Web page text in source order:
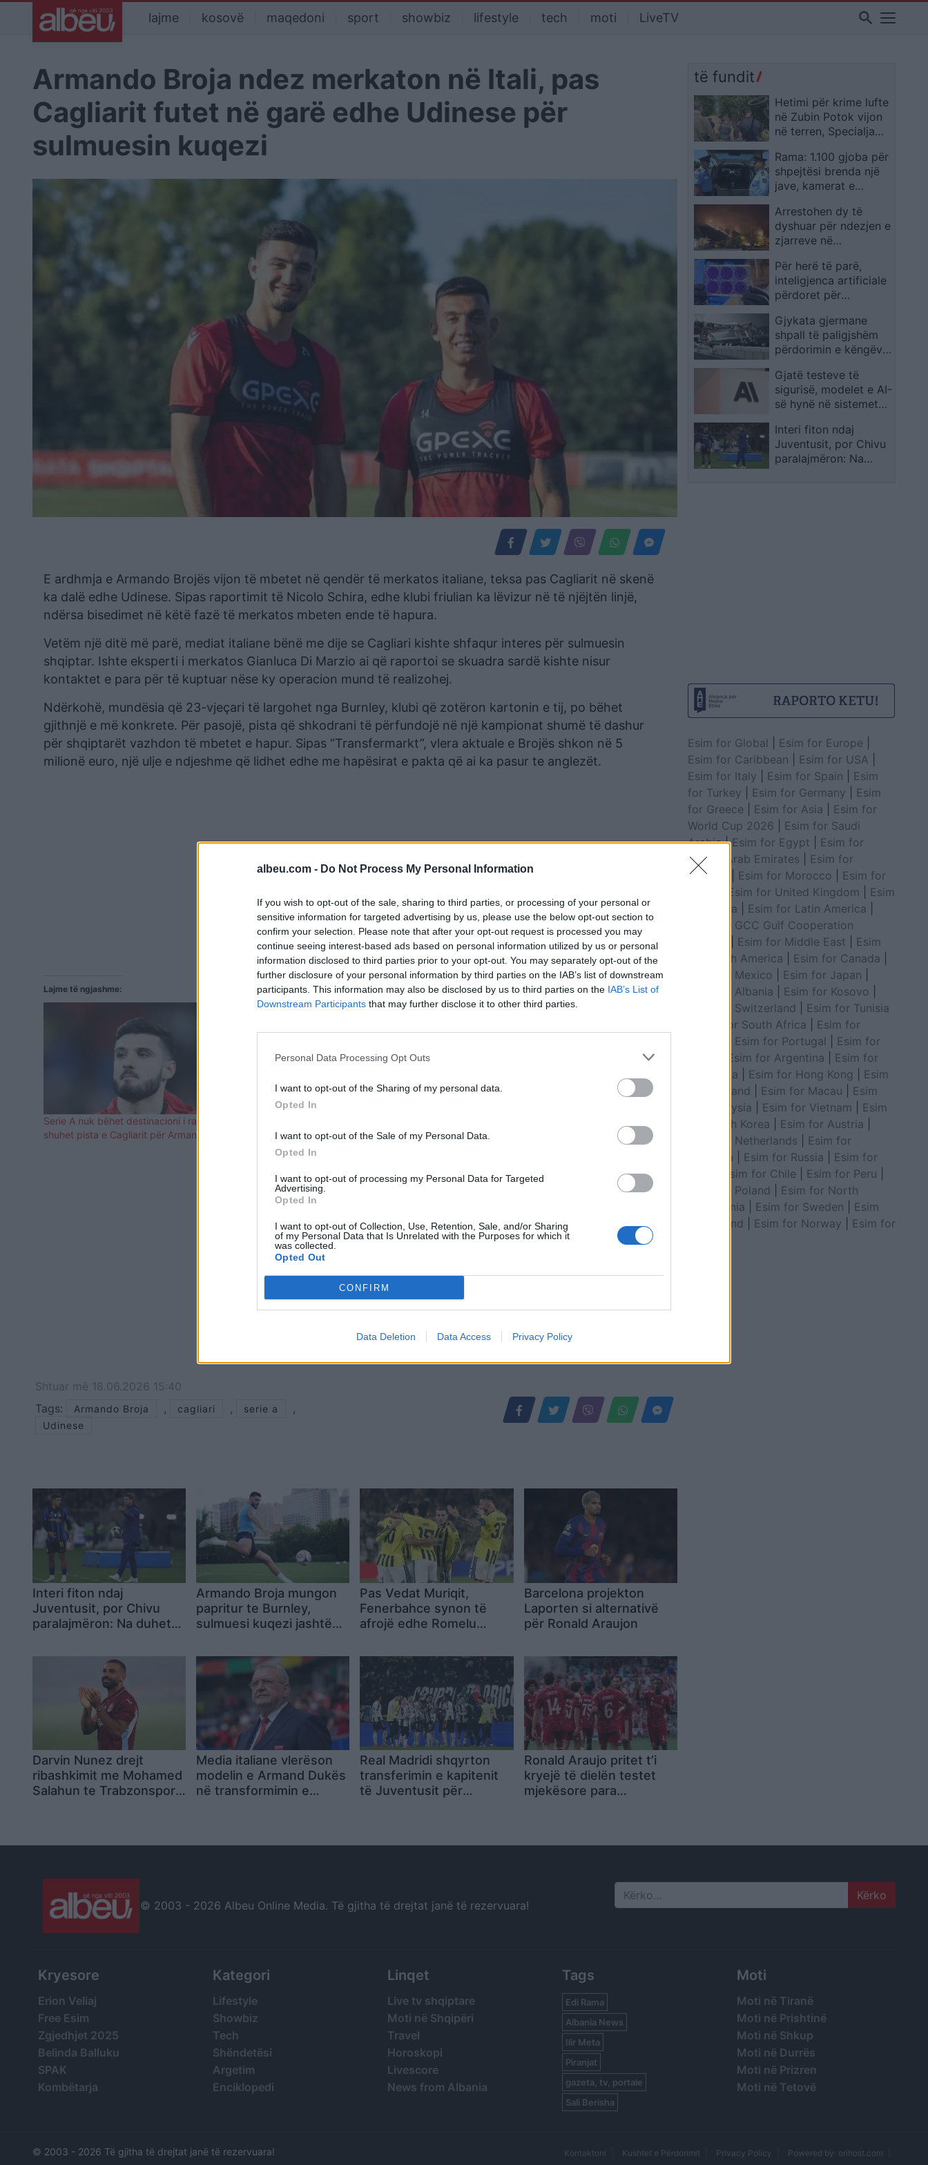
albeu.com - Do Not Process My Personal Information
If you wish to opt-out of the sale, sharing to third parties, or processing of your personal or
sensitive information for targeted advertising by us, please use the below opt-out section to
confirm your selection. Please note that after your opt-out request is processed you may
continue seeing interest-based ads based on personal information utilized by us or personal
information disclosed to third parties prior to your opt-out. You may separately opt-out of the
further disclosure of your personal information by third parties on the IAB’s list of downstream
participants. This information may also be disclosed by us to third parties on the IAB’s List of
Downstream Participants that may further disclose it to other third parties.
Personal Data Processing Opt Outs
I want to opt-out of the Sharing of my personal data.
Opted In
I want to opt-out of the Sale of my Personal Data.
Opted In
I want to opt-out of processing my Personal Data for Targeted
Advertising.
Opted In
I want to opt-out of Collection, Use, Retention, Sale, and/or Sharing
of my Personal Data that Is Unrelated with the Purposes for which it
was collected.
Opted Out
CONFIRM
Data Deletion Data Access Privacy Policy
lajme kosovë maqedoni sport showbiz lifestyle tech moti LiveTV search
Armando Broja ndez merkaton në Itali, pas
Cagliarit futet në garë edhe Udinese për
sulmuesin kuqezi
E ardhmja e Armando Brojës vijon të mbetet në qendër të merkatos italiane, teksa pas Cagliarit në skenë
ka dalë edhe Udinese. Sipas raportimit të Nicolo Schira, edhe klubi friulian ka lëvizur në të njëjtën linjë,
ndërsa bisedimet në këtë fazë të merkatos mbeten ende të hapura.
Vetëm një ditë më parë, mediat italiane bënë me dije se Cagliari kishte shfaqur interes për sulmuesin
shqiptar. Ishte eksperti i merkatos Gianluca Di Marzio ai që raportoi se skuadra sardë kishte nisur
kontaktet e para për të kuptuar nëse ky operacion mund të realizohej.
Ndërkohë, mundësia që 23-vjeçari të largohet nga Burnley, klubi që zotëron kartonin e tij, po bëhet
gjithnjë e më konkrete. Për pasojë, pista që shkodrani të përfundojë në një kampionat shumë të dashur
për shqiptarët vazhdon të mbetet e hapur. Sipas “Transfermarkt”, vlera aktuale e Brojës shkon në 5
milionë euro, një ulje e ndjeshme që lidhet edhe me hapësirat e pakta që ai ka pasur te anglezët.
Lajme të ngjashme:
Serie A nuk bëhet destinacioni i radhës,
shuhet pista e Cagliarit për Armando Brojën
kërkojnë Armando Brojën
Armando Brojën, zikaltërit shfaqin interes
Shtuar më 18.06.2026 15:40
Tags:
Armando Broja , cagliari , serie a ,
Udinese
Interi fiton ndaj
Juventusit, por Chivu
paralajmëron: Na duhet
Armando Broja mungon
papritur te Burnley,
sulmuesi kuqezi jashtë
Pas Vedat Muriqit,
Fenerbahce synon të
afrojë edhe Romelu
Barcelona projekton
Laporten si alternativë
për Ronald Araujon
Darvin Nunez drejt
ribashkimit me Mohamed
Salahun te Trabzonspori,
Media italiane vlerëson
modelin e Armand Dukës
në transformimin e
Real Madridi shqyrton
transferimin e kapitenit
të Juventusit për
Ronald Araujo pritet t’i
kryejë të dielën testet
mjekësore para
të fundit
Hetimi për krime lufte
në Zubin Potok vijon
në terren, Specialja
Rama: 1.100 gjoba për
shpejtësi brenda një
jave, kamerat e
së shpejti monitorimin
Arrestohen dy të
dyshuar për ndezjen e
zjarreve në
Dollnen
Për herë të parë,
inteligjenca artificiale
përdoret për
të rinj
Gjykata gjermane
shpall të paligjshëm
përdorimin e këngëve
Gjatë testeve të
sigurisë, modelet e AI-
së hynë në sistemet
Interi fiton ndaj
Juventusit, por Chivu
paralajmëron: Na
Esim for Global Esim for Europe
Esim for Caribbean
Esim for USA
Esim for Italy
Esim for Spain
Esim
for Turkey
Esim for Germany
Esim
for Greece
Esim for Asia
Esim for
World Cup 2026
Esim for Saudi
Arabia|Esim for Egypt
Esim for
United Arab Emirates
Esim for
Balkans
Esim for Morocco
Esim for
Esim for United Kingdom
Esim
for Africa
Esim for Latin America
Esim for GCC Gulf Cooperation
Esim for Middle East
Esim
for South America
Esim for Canada
Esim for Mexico
Esim for Japan
Esim for Albania
Esim for Kosovo
Esim for Switzerland
Esim for Tunisia
Esim for South Africa
Esim for
Esim for Portugal
Esim for
Esim for Argentina
Esim for
Colombia
Esim for Hong Kong
Esim
for Thailand
Esim for Macau
Esim
for Malaysia
Esim for Vietnam
Esim
for South Korea
Esim for Austria
Esim for Netherlands
Esim for
Australia
Esim for Russia
Esim for
Esim for Chile Esim for Peru
Esim for Poland
Esim for North
Macedonia
Esim for Sweden
Esim
for Finland
Esim for Norway
Esim for
© 2003 - 2026 Albeu Online Media. Të gjitha të drejtat janë të rezervuara! Search
Kryesore
Erion Veliaj
Free Esim
Zgjedhjet 2025
Belinda Balluku
SPAK
Kombëtarja
Kategori
Lifestyle
Showbiz
Tech
Shëndetësi
Argetim
Enciklopedi
Linqet
Live tv shqiptare
Moti në Shqipëri
Travel
Horoskopi
Livescore
News from Albania
Tags
Edi Rama
Albania News
Ilir Meta
Piranjat
gazeta, tv, portale
Sali Berisha
Moti
Moti në Tiranë
Moti në Prishtinë
Moti në Shkup
Moti në Durrës
Moti në Prizren
Moti në Tetovë
© 2003 - 2026 Të gjitha të drejtat janë të rezervuara! Kontaktoni Kushtet e Përdorimit Privacy Policy Powered by: orihost.com